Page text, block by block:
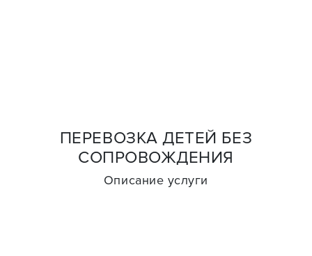
ПЕРЕВОЗКА ДЕТЕЙ БЕЗ
СОПРОВОЖДЕНИЯ
Описание услуги